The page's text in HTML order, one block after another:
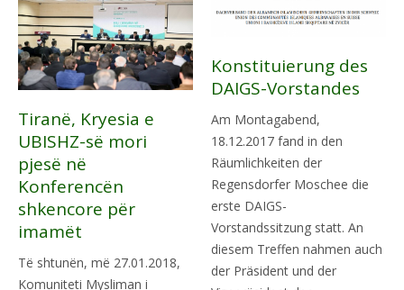
Tiranë, Kryesia e
UBISHZ-së mori
pjesë në
Konferencën
shkencore për
imamët
Të shtunën, më 27.01.2018,
Komuniteti Mysliman i
Konstituierung des
DAIGS-Vorstandes
Am Montagabend,
18.12.2017 fand in den
Räumlichkeiten der
Regensdorfer Moschee die
erste DAIGS-
Vorstandssitzung statt. An
diesem Treffen nahmen auch
der Präsident und der